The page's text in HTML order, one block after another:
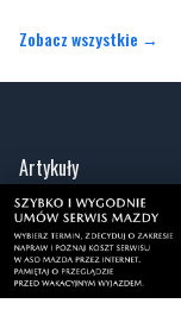
Zobacz wszystkie →
Artykuły
Wiadomości
Sport
Kultura
Społeczeństwo